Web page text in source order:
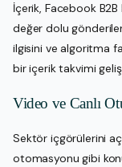
İçerik, Facebook
değer dolu
ilgisini ve algoritma
bir içerik takvimi
Video ve Canlı
Sektör içgörülerini
otomasyonu gibi